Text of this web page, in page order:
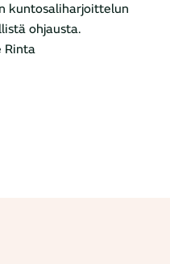
kuntosaliharjoittelun
ohjausta.
Rinta